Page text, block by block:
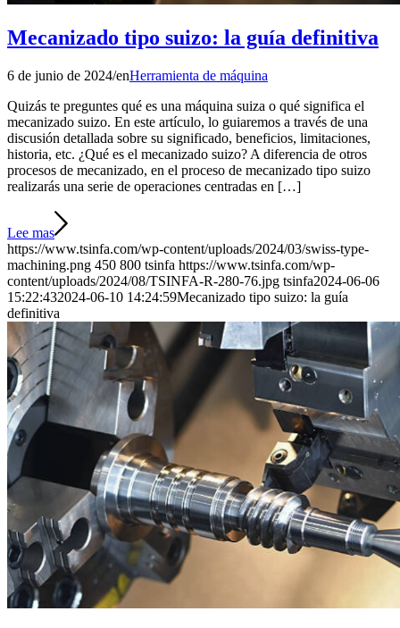
Mecanizado tipo suizo: la guía definitiva
6 de junio de 2024/enHerramienta de máquina
Quizás te preguntes qué es una máquina suiza o qué significa el
mecanizado suizo. En este artículo, lo guiaremos a través de una
discusión detallada sobre su significado, beneficios, limitaciones,
historia, etc. ¿Qué es el mecanizado suizo? A diferencia de otros
procesos de mecanizado, en el proceso de mecanizado tipo suizo
realizarás una serie de operaciones centradas en […]
Lee mas
https://www.tsinfa.com/wp-content/uploads/2024/03/swiss-type-
machining.png 450 800 tsinfa https://www.tsinfa.com/wp-
content/uploads/2024/08/TSINFA-R-280-76.jpg tsinfa2024-06-06
15:22:432024-06-10 14:24:59Mecanizado tipo suizo: la guía
definitiva